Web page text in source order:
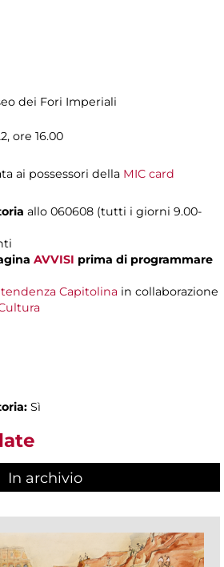
dei Fori Imperiali
ore 16.00
ai possessori della MIC card
allo 060608 (tutti i giorni 9.00-
AVVISI prima di programmare
Capitolina in collaborazione
Sì
In archivio